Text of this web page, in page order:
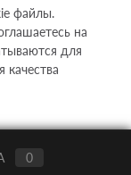
0
файлы.
на
для
качества